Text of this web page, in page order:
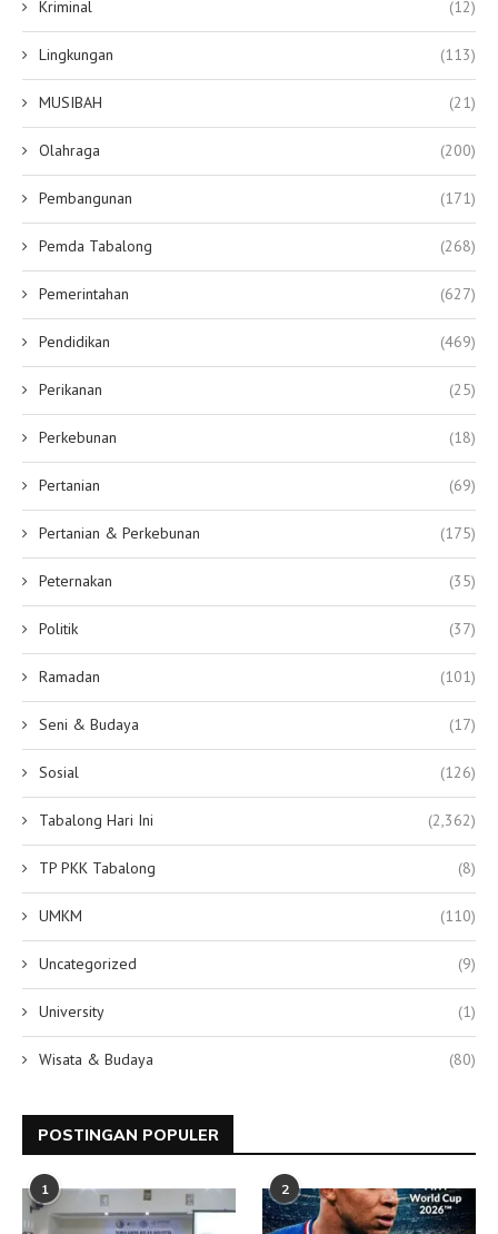
Kriminal (12)
Lingkungan (113)
MUSIBAH (21)
Olahraga (200)
Pembangunan (171)
Pemda Tabalong (268)
Pemerintahan (627)
Pendidikan (469)
Perikanan (25)
Perkebunan (18)
Pertanian (69)
Pertanian & Perkebunan (175)
Peternakan (35)
Politik (37)
Ramadan (101)
Seni & Budaya (17)
Sosial (126)
Tabalong Hari Ini (2,362)
TP PKK Tabalong (8)
UMKM (110)
Uncategorized (9)
University (1)
Wisata & Budaya (80)
POSTINGAN POPULER
1 2